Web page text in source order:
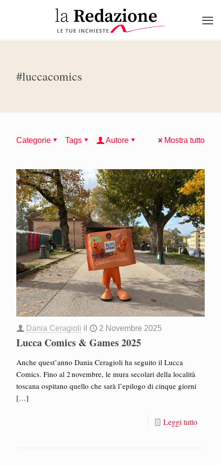
#luccacomics
Categorie Tags Autore Mostra tutto
Dania Ceragioli il 2 Novembre 2025
Lucca Comics & Games 2025
Anche quest’anno Dania Ceragioli ha seguito il Lucca
Comics. Fino al 2 novembre, le mura secolari della località
toscana ospitano quello che sarà l’epilogo di cinque giorni
[…]
Leggi tutto